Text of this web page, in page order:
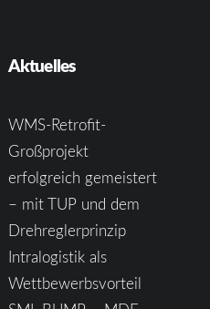
Aktuelles
WMS-Retrofit-
Großprojekt
erfolgreich gemeistert
– mit TUP und dem
Drehreglerprinzip
Intralogistik als
Wettbewerbsvorteil